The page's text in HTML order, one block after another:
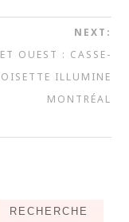
NEXT:
OUEST : CASSE-
ILLUMINE
MONTRÉAL
RECHERCHE